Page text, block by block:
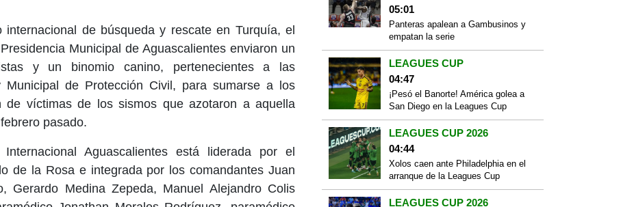
internacional de búsqueda y rescate en Turquía, el
Municipal de Aguascalientes enviaron un
y un binomio canino, pertenecientes a las
Municipal de Protección Civil, para sumarse a los
de víctimas de los sismos que azotaron a aquella
pasado.
Aguascalientes está liderada por el
de la Rosa e integrada por los comandantes Juan
Gerardo Medina Zepeda, Manuel Alejandro Colis
05:01
Panteras apalean a Gambusinos y
empatan la serie
LEAGUES CUP
04:47
¡Pesó el Banorte! América golea a
San Diego en la Leagues Cup
LEAGUES CUP 2026
04:44
Xolos caen ante Philadelphia en el
arranque de la Leagues Cup
LEAGUES CUP 2026